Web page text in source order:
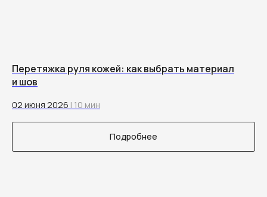
Перетяжка руля кожей: как выбрать материал
и шов
02 июня 2026 | 10 мин
Подробнее